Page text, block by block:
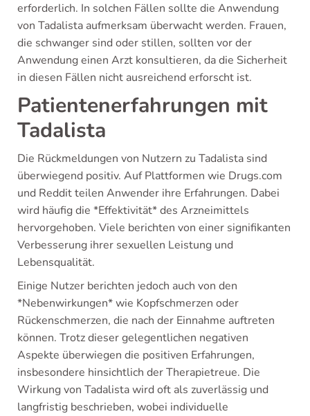
erforderlich. In solchen Fällen sollte die Anwendung
von Tadalista aufmerksam überwacht werden. Frauen,
die schwanger sind oder stillen, sollten vor der
Anwendung einen Arzt konsultieren, da die Sicherheit
in diesen Fällen nicht ausreichend erforscht ist.
Patientenerfahrungen mit
Tadalista
Die Rückmeldungen von Nutzern zu Tadalista sind
überwiegend positiv. Auf Plattformen wie Drugs.com
und Reddit teilen Anwender ihre Erfahrungen. Dabei
wird häufig die *Effektivität* des Arzneimittels
hervorgehoben. Viele berichten von einer signifikanten
Verbesserung ihrer sexuellen Leistung und
Lebensqualität.
Einige Nutzer berichten jedoch auch von den
*Nebenwirkungen* wie Kopfschmerzen oder
Rückenschmerzen, die nach der Einnahme auftreten
können. Trotz dieser gelegentlichen negativen
Aspekte überwiegen die positiven Erfahrungen,
insbesondere hinsichtlich der Therapietreue. Die
Wirkung von Tadalista wird oft als zuverlässig und
langfristig beschrieben, wobei individuelle